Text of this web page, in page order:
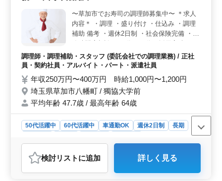
が活躍中です。年齢を問わず実力を評価する環境ですの
で、経験を長く活かしたい方におすすめです。
〜草加市でお寿司の調理師募集中〜 ＊求人
内容＊ ・調理 ・盛り付け ・仕込み ・調理
補助 備考 ・週休2日制 ・社会保険完備 ・勤
中高年活躍中！ 今まで培ってきた経験を若
手に教えていきませんか？ まずお気軽にお
調理師・調理補助・スタッフ (委託会社での調理業務) / 正社
員・契約社員・アルバイト・パート・派遣社員
年収250万円〜400万円 時給1,000円〜1,200円
埼玉県草加市八幡町 / 獨協大学前
平均年齢 47.7歳 / 最高年齢 64歳
50代活躍中 60代活躍中 車通勤OK 週休2日制
長期
調理師・調理補助・スタッフ
おすすめポイント
＜経験を活かせる環境＞ 中高年層が活躍中の職場であ
検討リスト に追加 詳しく見る